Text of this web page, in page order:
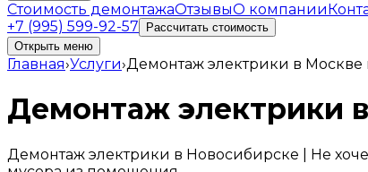
Стоимость демонтажаОтзывыО компании
+7 (995) 599-92-57
Рассчитать стоимость
Открыть меню
Главная›Услуги›Демонтаж электрики в Москве
Демонтаж электрики
Демонтаж электрики в Новосибирске | Не